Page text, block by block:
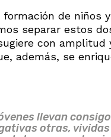
de niños
separar estos
con
además, se
llevan
otras,